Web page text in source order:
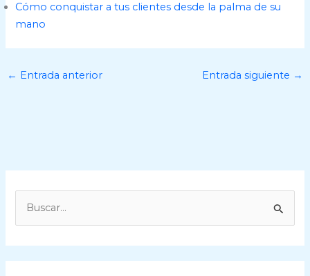
Cómo conquistar a tus clientes desde la palma de su
mano
← Entrada anterior Entrada siguiente →
c